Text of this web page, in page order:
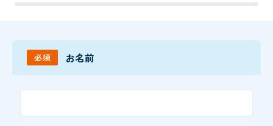
必須 お名前